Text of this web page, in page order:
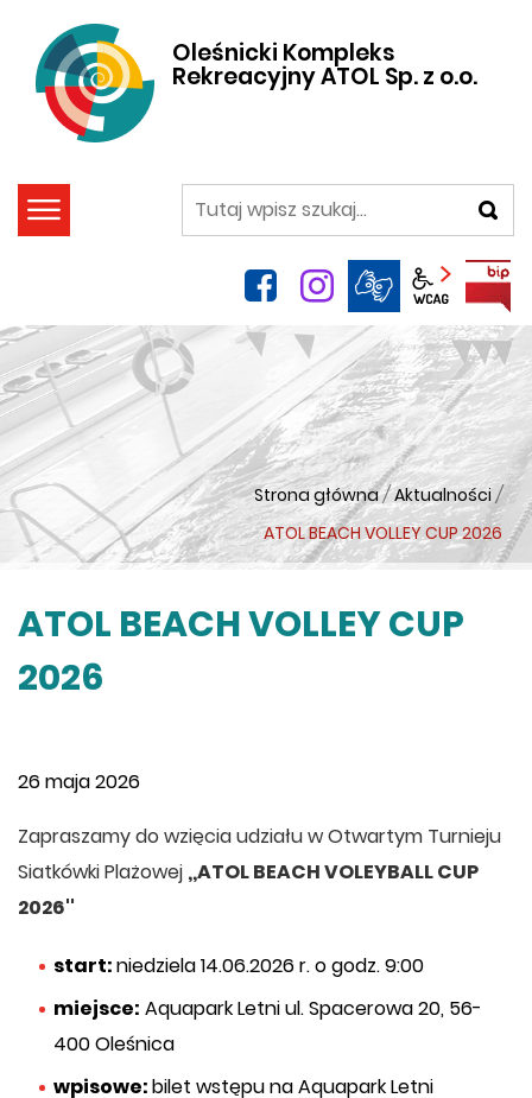
Oleśnicki Kompleks
Rekreacyjny ATOL Sp. z o.o.
szukaj
facebookinstagram
Panel
Strona główna / Aktualności /
ATOL BEACH VOLLEY CUP 2026
ATOL BEACH VOLLEY CUP
2026
26 maja 2026
Zapraszamy do wzięcia udziału w Otwartym Turnieju
Siatkówki Plażowej ,,ATOL BEACH VOLEYBALL CUP
2026''
start:niedziela 14.06.2026 r. o godz. 9:00
miejsce: Aquapark Letni ul. Spacerowa 20, 56-
400 Oleśnica
wpisowe:bilet wstępu na Aquapark Letni